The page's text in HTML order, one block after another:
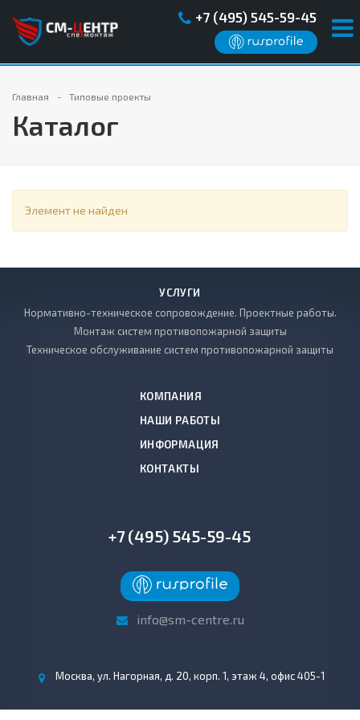
+7 (495) 545-59-45
Главная Типовые проекты
Каталог
Элемент не найден
УСЛУГИ
Нормативно-техническое сопровождение. Проектные работы.
Монтаж систем противопожарной защиты
Техническое обслуживание систем противопожарной защиты
КОМПАНИЯ
НАШИ РАБОТЫ
ИНФОРМАЦИЯ
КОНТАКТЫ
+7 (495) 545-59-45
info@sm-centre.ru
Москва, ул. Нагорная, д. 20, корп. 1, этаж 4, офис 405-1